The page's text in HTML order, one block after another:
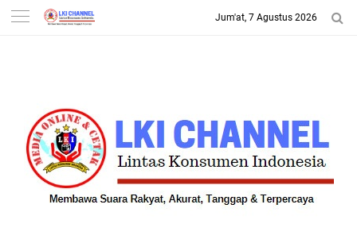
-->
Jum'at, 7 Agustus 2026